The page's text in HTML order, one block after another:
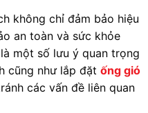
không chỉ đảm bảo hiệu
an toàn và sức khỏe
một số lưu ý quan trọng
cũng như lắp đặt ống gió
các vấn đề liên quan